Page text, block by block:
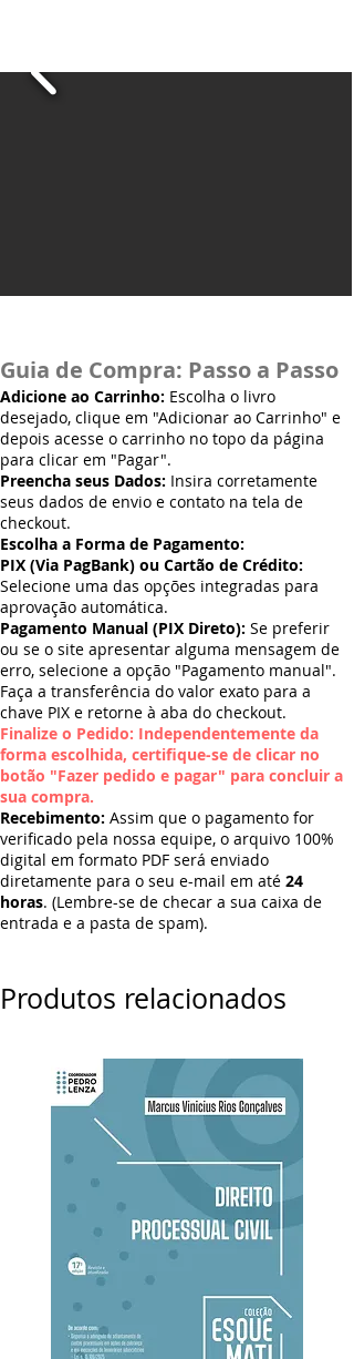
Guia de Compra: Passo a Passo
Adicione ao Carrinho: Escolha o livro
desejado, clique em "Adicionar ao Carrinho" e
depois acesse o carrinho no topo da página
para clicar em "Pagar".
Preencha seus Dados: Insira corretamente
seus dados de envio e contato na tela de
checkout.
Escolha a Forma de Pagamento:
PIX (Via PagBank) ou Cartão de Crédito:
Selecione uma das opções integradas para
aprovação automática.
Pagamento Manual (PIX Direto): Se preferir
ou se o site apresentar alguma mensagem de
erro, selecione a opção "Pagamento manual".
Faça a transferência do valor exato para a
chave PIX e retorne à aba do checkout.
Finalize o Pedido: Independentemente da
forma escolhida, certifique-se de clicar no
botão "Fazer pedido e pagar" para concluir a
sua compra.
Recebimento: Assim que o pagamento for
verificado pela nossa equipe, o arquivo 100%
digital em formato PDF será enviado
diretamente para o seu e-mail em até 24
horas. (Lembre-se de checar a sua caixa de
entrada e a pasta de spam).
Produtos relacionados